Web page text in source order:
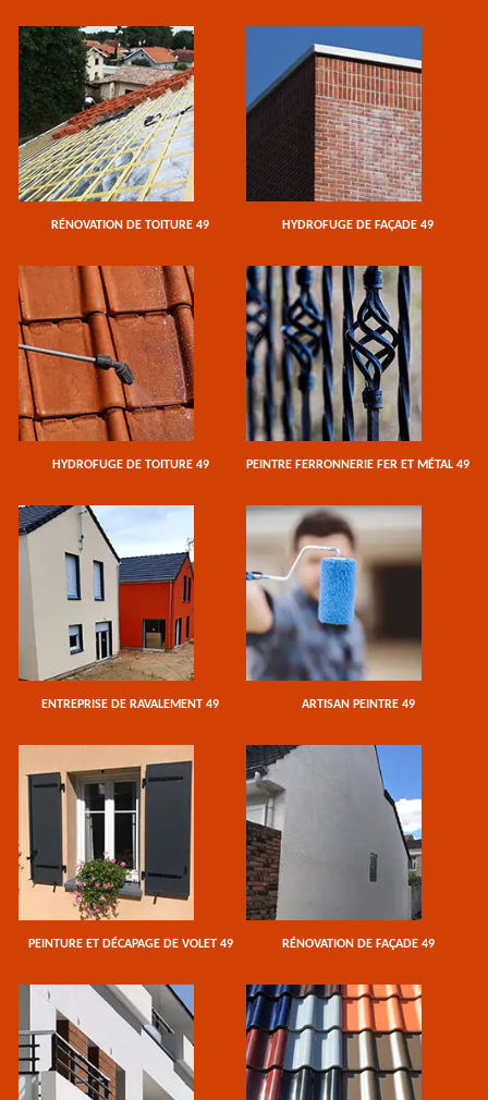
RÉNOVATION DE TOITURE 49 HYDROFUGE DE FAÇADE 49
HYDROFUGE DE TOITURE 49 PEINTRE FERRONNERIE FER ET MÉTAL 49
ENTREPRISE DE RAVALEMENT 49 ARTISAN PEINTRE 49
PEINTURE ET DÉCAPAGE DE VOLET 49 RÉNOVATION DE FAÇADE 49